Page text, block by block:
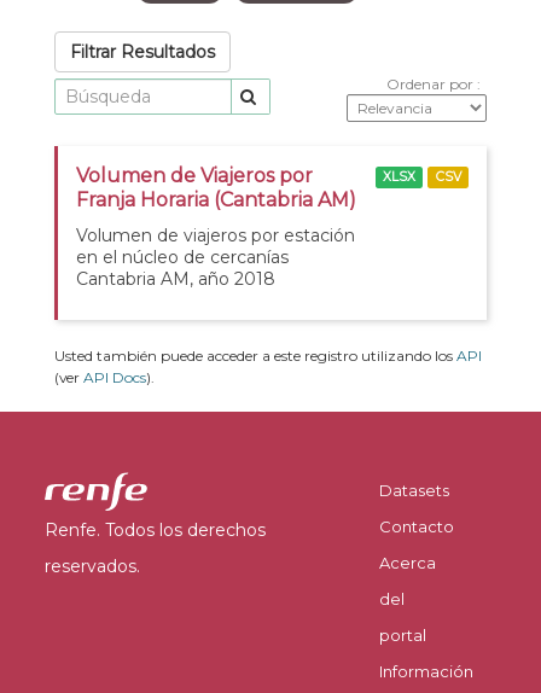
Filtrar Resultados
Ordenar por
Volumen de Viajeros por
Franja Horaria (Cantabria AM)
Volumen de viajeros por estación
en el núcleo de cercanías
Cantabria AM, año 2018
XLSX CSV
Usted también puede acceder a este registro utilizando los API
(ver API Docs).
Renfe. Todos los derechos
reservados.
Datasets
Contacto
Acerca
del
portal
Información